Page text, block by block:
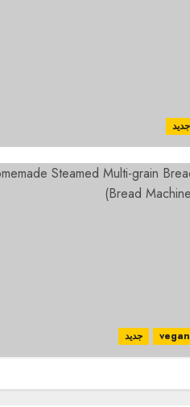
جديد
vegan جديد
Taoyuan Airport